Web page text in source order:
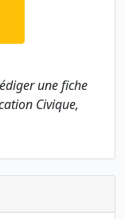
une fiche
Civique,